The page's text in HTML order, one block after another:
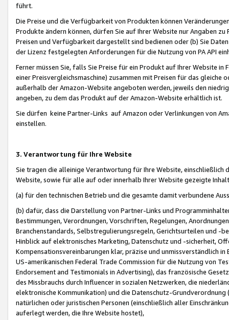
führt.
Die Preise und die Verfügbarkeit von Produkten können
Produkte ändern können, dürfen Sie auf Ihrer Website nur Angaben
Preisen und Verfügbarkeit dargestellt sind bedienen oder (b) Sie
der Lizenz festgelegten Anforderungen für die Nutzung von PA API
Ferner müssen Sie, falls Sie Preise für ein Produkt auf Ihrer Website
einer Preisvergleichsmaschine) zusammen mit Preisen für das
außerhalb der Amazon-Website angeboten werden, jeweils den
angeben, zu dem das Produkt auf der Amazon-Website erhältlich ist.
Sie dürfen keine Partner-Links auf Amazon oder Verlinkungen von
einstellen.
3. Verantwortung für Ihre Website
Sie tragen die alleinige Verantwortung für Ihre Website,
Website, sowie für alle auf oder innerhalb Ihrer Website gezeigte
(a) für den technischen Betrieb und die gesamte damit verbundene
(b) dafür, dass die Darstellung von Partner-Links und
Bestimmungen, Verordnungen, Vorschriften, Regelungen,
Branchenstandards, Selbstregulierungsregeln, Gerichtsurteilen und -
Hinblick auf elektronisches Marketing, Datenschutz und -sicherheit,
Kompensationsvereinbarungen klar, präzise und unmissverständlich
US-amerikanischen Federal Trade Commission für die Nutzung von
Endorsement and Testimonials in Advertising), das französische
des Missbrauchs durch Influencer in sozialen Netzwerken, die
elektronische Kommunikation) und die Datenschutz-
natürlichen oder juristischen Personen (einschließlich aller
auferlegt werden, die Ihre Website hostet),